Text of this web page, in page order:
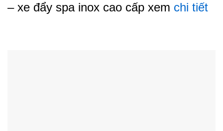
– xe đẩy spa inox cao cấp xem chi tiết